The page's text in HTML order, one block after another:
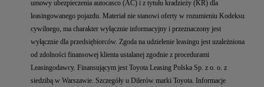
umowy ubezpieczenia autocasco (AC) i z tytułu kradzieży (KR) dla
leasingowanego pojazdu. Materiał nie stanowi oferty w rozumieniu Kodeksu
cywilnego, ma charakter wyłącznie informacyjny i przeznaczony jest
wyłącznie dla przedsiębiorców. Zgoda na udzielenie leasingu jest uzależniona
od zdolności finansowej klienta ustalanej zgodnie z procedurami
Leasingodawcy. Finansującym jest Toyota Leasing Polska Sp. z o. o. z
siedzibą w Warszawie. Szczegóły u Dilerów marki Toyota. Informacje